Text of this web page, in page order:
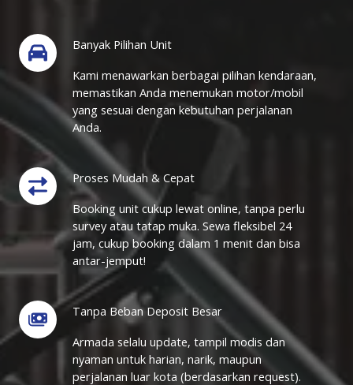
Banyak Pilihan Unit
Kami menawarkan berbagai pilihan kendaraan,
memastikan Anda menemukan motor/mobil
yang sesuai dengan kebutuhan perjalanan
Anda.
Proses Mudah & Cepat
Booking unit cukup lewat online, tanpa perlu
survey atau tatap muka. Sewa fleksibel 24
jam, cukup booking dalam 1 menit dan bisa
antar-jemput!
Tanpa Beban Deposit Besar
Armada selalu update, tampil modis dan
nyaman untuk harian, narik, maupun
perjalanan luar kota (berdasarkan request).